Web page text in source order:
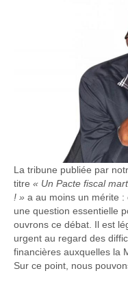
La tribune publiée par
titre « Un Pacte fiscal
! » a au moins un mérite
une question essentielle
ouvrons ce débat. Il est
urgent au regard des
financières auxquelles la
Sur ce point, nous